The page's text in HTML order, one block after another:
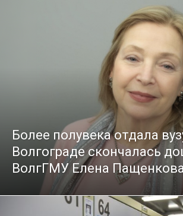
Более полувека отдала
Волгограде скончалась
ВолгГМУ Елена